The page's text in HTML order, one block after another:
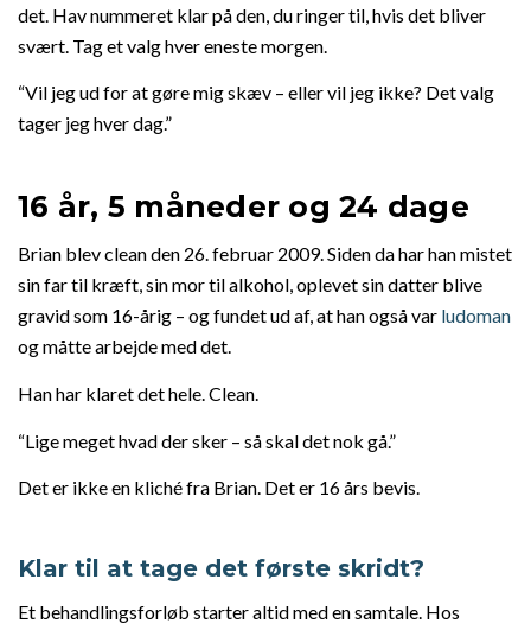
det. Hav nummeret klar på den, du ringer til, hvis det bliver
svært. Tag et valg hver eneste morgen.
“Vil jeg ud for at gøre mig skæv – eller vil jeg ikke? Det valg
tager jeg hver dag.”
16 år, 5 måneder og 24 dage
Brian blev clean den 26. februar 2009. Siden da har han mistet
sin far til kræft, sin mor til alkohol, oplevet sin datter blive
gravid som 16-årig – og fundet ud af, at han også var ludoman
og måtte arbejde med det.
Han har klaret det hele. Clean.
“Lige meget hvad der sker – så skal det nok gå.”
Det er ikke en kliché fra Brian. Det er 16 års bevis.
Klar til at tage det første skridt?
Et behandlingsforløb starter altid med en samtale. Hos